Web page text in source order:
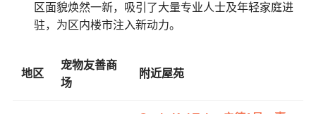
区面貌焕然一新，吸引了大量专业人士及年轻家庭进
驻，为区内楼市注入新动力。
地区
宠物友善商
场
附近屋苑